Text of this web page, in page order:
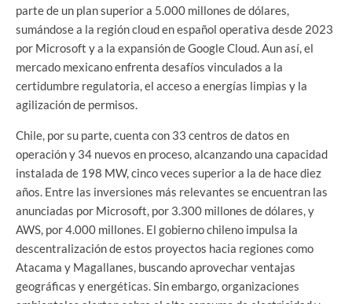
parte de un plan superior a 5.000 millones de dólares,
sumándose a la región cloud en español operativa desde 2023
por Microsoft y a la expansión de Google Cloud. Aun así, el
mercado mexicano enfrenta desafíos vinculados a la
certidumbre regulatoria, el acceso a energías limpias y la
agilización de permisos.
Chile, por su parte, cuenta con 33 centros de datos en
operación y 34 nuevos en proceso, alcanzando una capacidad
instalada de 198 MW, cinco veces superior a la de hace diez
años. Entre las inversiones más relevantes se encuentran las
anunciadas por Microsoft, por 3.300 millones de dólares, y
AWS, por 4.000 millones. El gobierno chileno impulsa la
descentralización de estos proyectos hacia regiones como
Atacama y Magallanes, buscando aprovechar ventajas
geográficas y energéticas. Sin embargo, organizaciones